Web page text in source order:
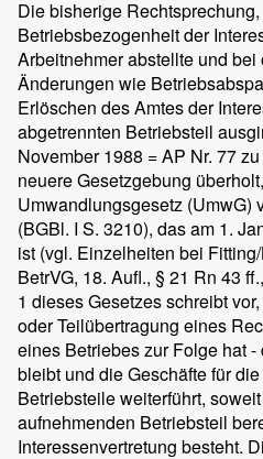
Die bisherige
Betriebsbezogenheit der
Arbeitnehmer abstellte und
Änderungen wie
Erlöschen des Amtes der
abgetrennten Betriebsteil
November 1988 = AP Nr. 77
neuere Gesetzgebung
Umwandlungsgesetz (UmwG)
(BGBl. I S. 3210), das am 1.
ist (vgl. Einzelheiten bei
BetrVG, 18. Aufl., § 21 Rn 43
1 dieses Gesetzes schreibt
oder Teilübertragung eines
eines Betriebes zur Folge hat
bleibt und die Geschäfte für
Betriebsteile weiterführt,
aufnehmenden Betriebsteil
Interessenvertretung besteht.